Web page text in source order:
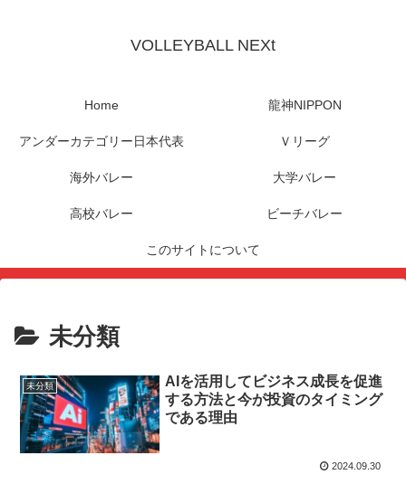
VOLLEYBALL NEXt
Home 龍神NIPPON
アンダーカテゴリー日本代表 Ｖリーグ
海外バレー 大学バレー
高校バレー ビーチバレー
このサイトについて
未分類
未分類
AIを活用してビジネス成長を促進
する方法と今が投資のタイミング
である理由
2024.09.30